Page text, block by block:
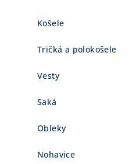
Košele
Tričká a polokošele
Vesty
Saká
Obleky
Nohavice